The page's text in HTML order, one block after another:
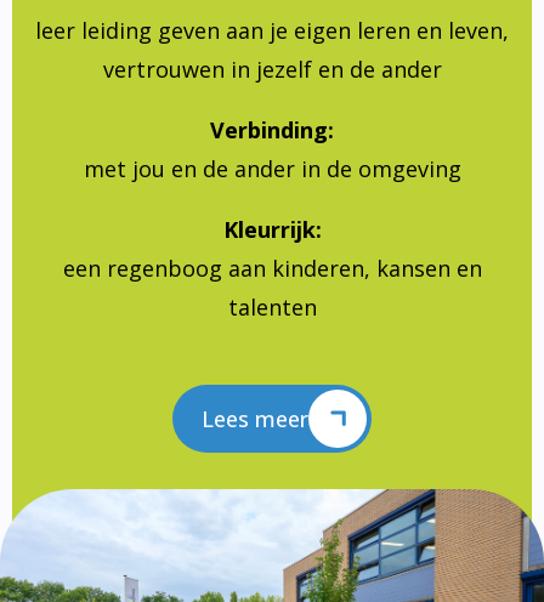
leer leiding geven aan je eigen leren en leven,
vertrouwen in jezelf en de ander
Verbinding:
met jou en de ander in de omgeving
Kleurrijk:
een regenboog aan kinderen, kansen en
talenten
Lees meer